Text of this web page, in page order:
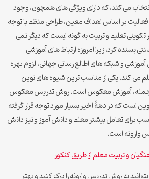
می کند، که دارای ویژگی های همچون، وجود
بر اساس اهداف معین، طراحی منظم با توجه
تعلیم و تربیت به گونه ایست که دیگر نمی
بسنده کرد، زیرا امروزه ارتباط های آموزشی
آموزشی و شبکه های اطالع رسانی جهانی، لزوم بهره
می کند. یکی از مناسب ترین شیوه های نوین
جمله، آموزش معکوس است. روش تدریس معکوس
است که در دهۀ اخیر بسیار مورد توجه قرار گرفته
برای تعامل بیشتر معلم و دانش آموز و نیز دانش
وارونه است.
و تربیت معلم از طریق کنکور
به روش تدریس وارونه را درک کنید و بهتر